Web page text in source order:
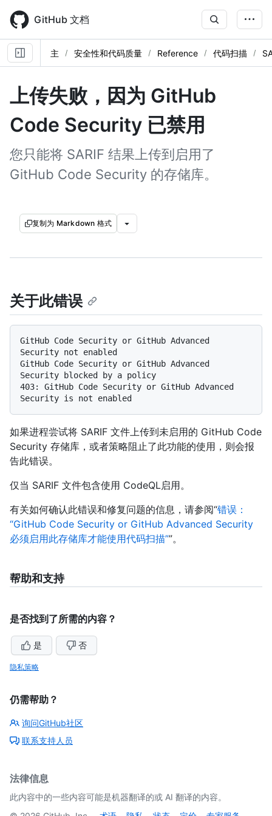
main
content
GitHub 文档
主 安全性和代码质量 Reference 代码扫描
上传失败，因为 GitHub
Code Security 已禁用
您只能将 SARIF 结果上传到启用了
GitHub Code Security 的存储库。
复制为 Markdown 格式
关于此错误
GitHub Code Security or GitHub Advanced
Security not enabled
GitHub Code Security or GitHub Advanced
Security blocked by a policy
403: GitHub Code Security or GitHub Advanced
如果进程尝试将 SARIF 文件上传到未启用的 GitHub Code
Security 存储库，或者策略阻止了此功能的使用，则会报
告此错误。
仅当 SARIF 文件包含使用 CodeQL启用。
有关如何确认此错误和修复问题的信息，请参阅“错误：
“GitHub Code Security or GitHub Advanced Security
必须启用此存储库才能使用代码扫描””。
帮助和支持
是否找到了所需的内容？
是 否
隐私策略
仍需帮助？
询问GitHub社区
联系支持人员
法律信息
此内容中的一些内容可能是机器翻译的或 AI 翻译的内容。